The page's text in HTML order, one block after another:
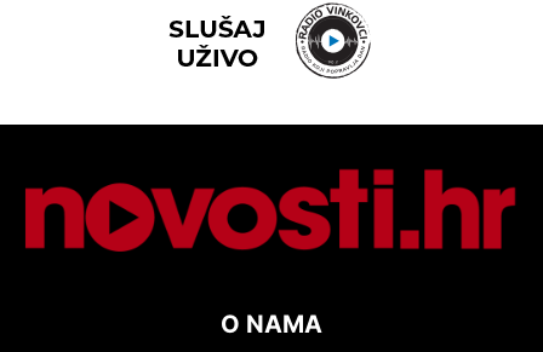
O NAMA